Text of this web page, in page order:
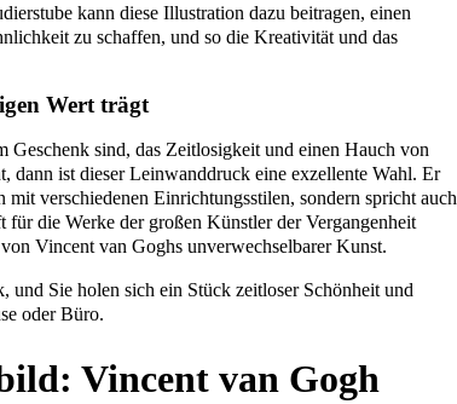
kann diese Illustration dazu beitragen, einen
zu schaffen, und so die Kreativität und das
Wert trägt
Geschenk sind, das Zeitlosigkeit und einen Hauch von
dann ist dieser Leinwanddruck eine exzellente Wahl. Er
verschiedenen Einrichtungsstilen, sondern spricht auch
für die Werke der großen Künstler der Vergangenheit
Vincent van Goghs unverwechselbarer Kunst.
und Sie holen sich ein Stück zeitloser Schönheit und
oder Büro.
Vincent van Gogh